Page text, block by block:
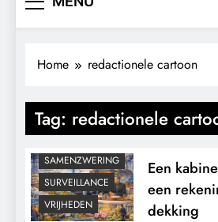
Home redactionele cartoon
Tag: redactionele
CONTROLE
GRONDRECHTEN
KLIMAATBEDROG
POLITIEK
SAMENZWERING
SURVEILLANCE
VRIJHEDEN
Een
een
dekking